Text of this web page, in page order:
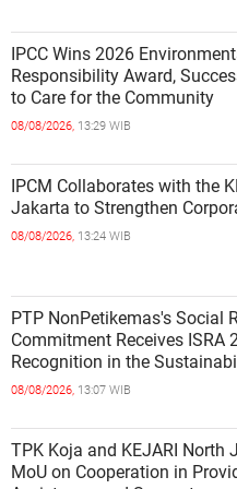
IPCC Wins 2026
Responsibility Award,
to Care for the Community
08/08/2026, 13:29 WIB
IPCM Collaborates with the
Jakarta to Strengthen
08/08/2026, 13:24 WIB
PTP NonPetikemas's Social Responsibility
Commitment Receives ISRA
Recognition in the
Category
08/08/2026, 13:07 WIB
TPK Koja and KEJARI North
MoU on Cooperation in